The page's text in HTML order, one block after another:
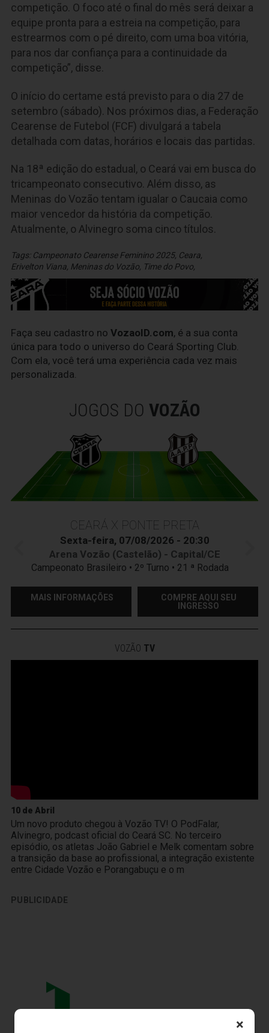
×
competição. O foco até o final do mês será deixar a
equipe pronta para a estreia na competição, para
estrearmos com o pé direito, com uma boa vitória,
para nos dar confiança para a continuidade da
competição”, disse.
O início do certame está previsto para o dia 27 de
setembro (sábado). Nos próximos dias, a Federação
Cearense de Futebol (FCF) divulgará a tabela
detalhada com datas, horários e locais das partidas.
Na 18ª edição do estadual, o Ceará vai em busca do
tricampeonato consecutivo. Além disso, as
Meninas do Vozão tentam igualar o Caucaia como
maior vencedor da história da competição.
Atualmente, o Alvinegro soma cinco títulos.
Tags: Campeonato Cearense Feminino 2025, Ceara
Erivelton Viana Meninas do Vozão Time do Povo
Faça seu cadastro no VozaoID.com, é a sua conta
única para todo o universo do Ceará Sporting Club.
Com ela, você terá uma experiência cada vez mais
personalizada.
JOGOS DO VOZÃO
CEARÁ X PONTE PRETA
Sexta-feira, 07/08/2026 - 20:30
Arena Vozão (Castelão) - Capital/CE
Campeonato Brasileiro • 2º Turno • 21 ª Rodada
MAIS INFORMAÇÕES
COMPRE AQUI SEU
INGRESSO
VOZÃO TV
10 de Abril
Um novo produto chegou à Vozão TV! O PodFalar,
Alvinegro, podcast oficial do Ceará SC. No terceiro
episódio, os atletas João Gabriel e Melk comentam sobre
a transição da base ao profissional, a integração existente
entre Cidade Vozão e Porangabuçu e o m
PUBLICIDADE